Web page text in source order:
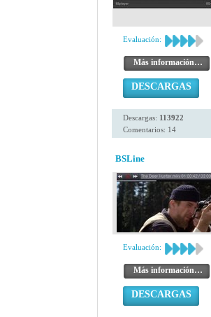
Evaluación:
Más información…
DESCARGAS
Descargas: 113922
Comentarios: 14
BSLine
Evaluación:
Más información…
DESCARGAS